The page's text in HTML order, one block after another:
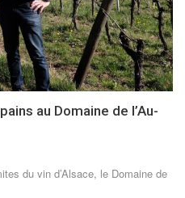
au Domaine de l’Au-
du vin d’Alsace, le Domaine de